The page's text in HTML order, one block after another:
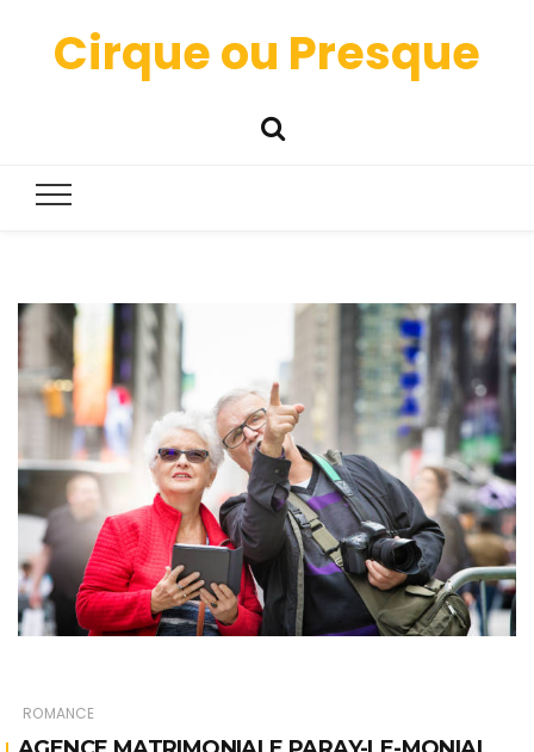
Cirque ou Presque
ROMANCE